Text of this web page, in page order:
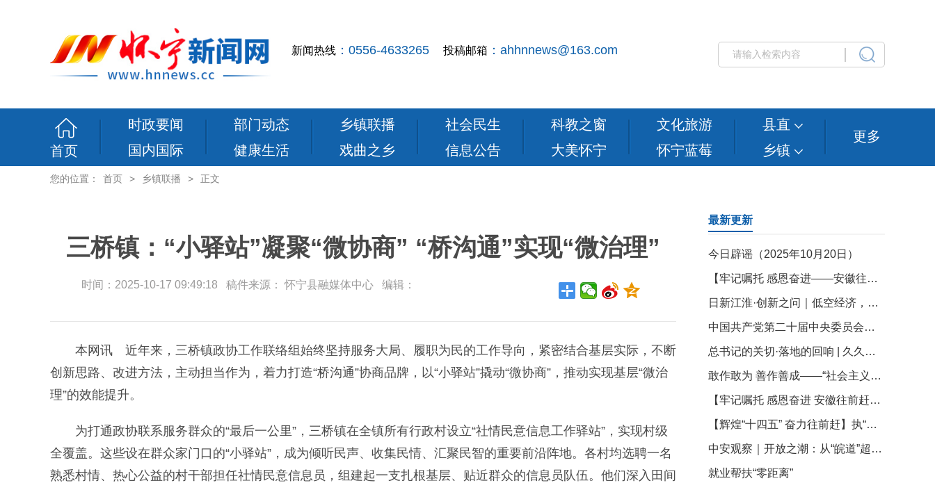
新闻热线 ：0556-4633265 投稿邮箱 ：ahhnnews@163.com
首页
时政要闻
国内国际
部门动态
健康生活
乡镇联播
戏曲之乡
社会民生
信息公告
科教之窗
大美怀宁
文化旅游
怀宁蓝莓
县直
乡镇
更多
您的位置： 首页 > 乡镇联播 > 正文
三桥镇：“小驿站”凝聚“微协商” “桥沟通”实现“微治理”
时间：2025-10-17 09:49:18 稿件来源： 怀宁县融媒体中心 编辑：
本网讯 近年来，三桥镇政协工作联络组始终坚持服务大局、履职为民的工作导向，紧密结合基层实际，不断
创新思路、改进方法，主动担当作为，着力打造“桥沟通”协商品牌，以“小驿站”撬动“微协商”，推动实现基层“微治
理”的效能提升。
为打通政协联系服务群众的“最后一公里”，三桥镇在全镇所有行政村设立“社情民意信息工作驿站”，实现村级
全覆盖。这些设在群众家门口的“小驿站”，成为倾听民声、收集民情、汇聚民智的重要前沿阵地。各村均选聘一名
熟悉村情、热心公益的村干部担任社情民意信息员，组建起一支扎根基层、贴近群众的信息员队伍。他们深入田间
最新更新
今日辟谣（2025年10月20日）
【牢记嘱托 感恩奋进——安徽往前赶】扛起重任 着力构建城乡融合发展新格局
日新江淮·创新之问｜低空经济，安徽如何振翅高飞
中国共产党第二十届中央委员会第四次全体会议在北京开始举行
总书记的关切·落地的回响 | 久久为功，“APEC蓝”成为“北京蓝”
敢作敢为 善作善成——“社会主义是干出来的”系列述评之二
【牢记嘱托 感恩奋进 安徽往前赶】把握大势 奋力打造开放新高地
【辉煌“十四五” 奋力往前赶】执“绿”为笔，安徽制造焕新颜
中安观察｜开放之潮：从“皖道”超车看安徽改革新突破
就业帮扶“零距离”